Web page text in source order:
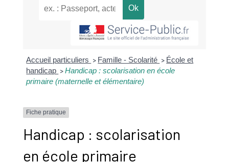
Accueil particuliers > Famille - Scolarité > École et
handicap > Handicap : scolarisation en école
primaire (maternelle et élémentaire)
Fiche pratique
Handicap : scolarisation
en école primaire